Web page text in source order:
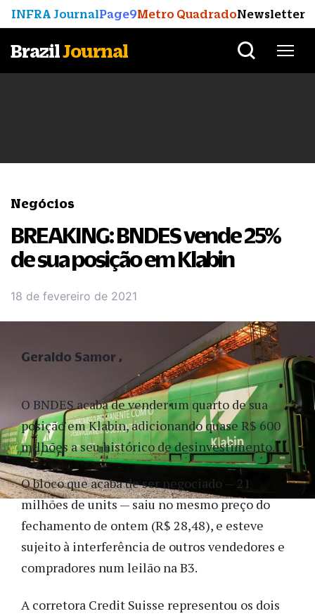
INFRA JournalPage9Metro QuadradoNewsletter
BrazilJournal
Negócios
BREAKING: BNDES vende 25%
de sua posição em Klabin
18 de fevereiro de 2021
O BNDES acaba de vender um quarto de sua
posição em Klabin, adicionando quase R$ 600
milhões a seu histórico de desinvestimento.
O bloco que acaba de ser negociado — 21
milhões de units — saiu no mesmo preço do
fechamento de ontem (R$ 28,48), e esteve
sujeito à interferência de outros vendedores e
compradores num leilão na B3.
A corretora Credit Suisse representou os dois
Geraldo Samor